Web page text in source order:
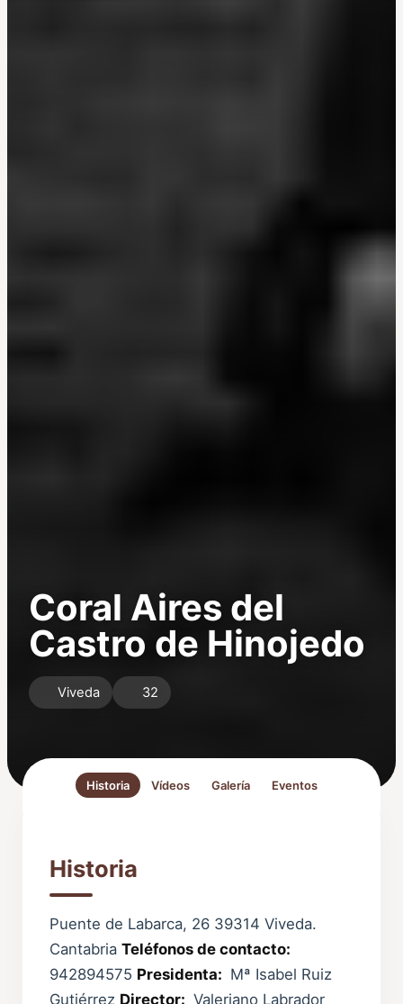
Coral Aires del
Castro de Hinojedo
Viveda 32
Historia Vídeos Galería Eventos
Historia
Puente de Labarca, 26 39314 Viveda.
CantabriaTeléfonos de contacto:
942894575 Presidenta: Mª Isabel Ruiz
Gutiérrez Director: Valeriano Labrador